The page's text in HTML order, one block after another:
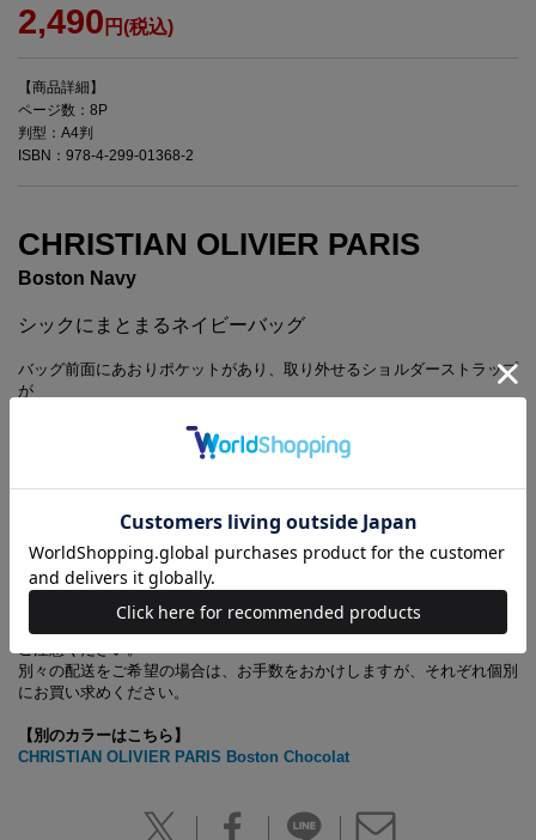
2,490 円(税込)
【商品詳細】
ページ数：8P
判型：A4判
ISBN：978-4-299-01368-2
CHRISTIAN OLIVIER PARIS
Boston Navy
シックにまとまるネイビーバッグ
バッグ前面にあおりポケットがあり、取り外せるショルダーストラップ
が
ショルダーストラップを外しても、肩掛けで使えるので、ぜひ活用して
【あわせ買い時の配送について】
予約商品と他商品を同時にお求めの場合、最も発売日の遅い商品に合わ
せての一括配送となります。
別々の配送をご希望の場合は、お手数をおかけしますが、それぞれ個別
にお買い求めください。
【別のカラーはこちら】
CHRISTIAN OLIVIER PARIS Boston Chocolat